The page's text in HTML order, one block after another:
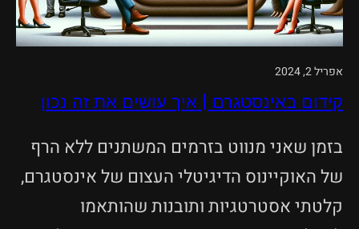
אפריל 2, 2024
קידום באינסטגרם | איך עושים את זה נכון
בזמן שאני מנווט בזרמים המשתנים ללא הרף
של האוקיינוס ​​הדיגיטלי העצום של אינסטגרם,
קלטתי אסטרטגיות ותובנות שהותאמו